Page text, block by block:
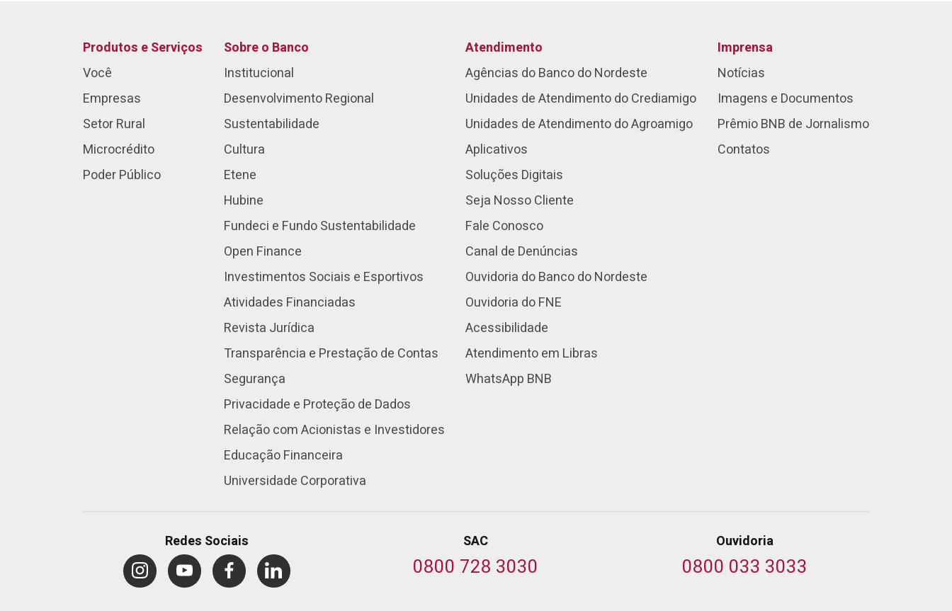
Produtos e Serviços
Você
Empresas
Setor Rural
Microcrédito
Poder Público
Sobre o Banco
Institucional
Desenvolvimento Regional
Sustentabilidade
Cultura
Etene
Hubine
Fundeci e Fundo Sustentabilidade
Open Finance
Investimentos Sociais e Esportivos
Atividades Financiadas
Revista Jurídica
Transparência e Prestação de Contas
Segurança
Privacidade e Proteção de Dados
Relação com Acionistas e Investidores
Educação Financeira
Universidade Corporativa
Atendimento
Agências do Banco do Nordeste
Unidades de Atendimento do Crediamigo
Unidades de Atendimento do Agroamigo
Aplicativos
Soluções Digitais
Seja Nosso Cliente
Fale Conosco
Canal de Denúncias
Ouvidoria do Banco do Nordeste
Ouvidoria do FNE
Acessibilidade
Atendimento em Libras
WhatsApp BNB
Imprensa
Notícias
Imagens e Documentos
Prêmio BNB de Jornalismo
Contatos
Redes Sociais SAC
0800 728 3030
Ouvidoria
0800 033 3033